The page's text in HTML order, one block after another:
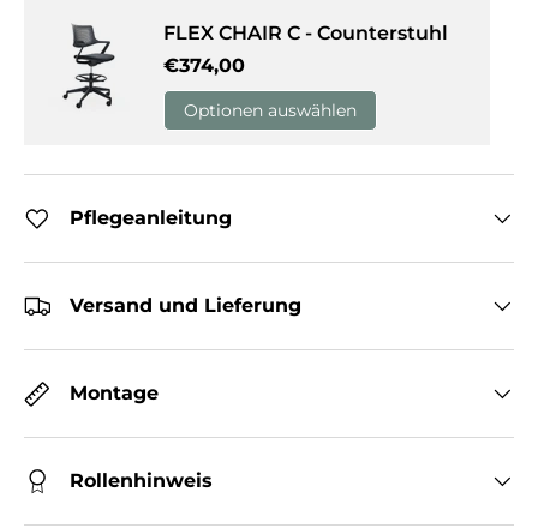
FLEX CHAIR C - Counterstuhl
Normaler Preis
€374,00
Optionen auswählen
Pflegeanleitung
Versand und Lieferung
Montage
Rollenhinweis